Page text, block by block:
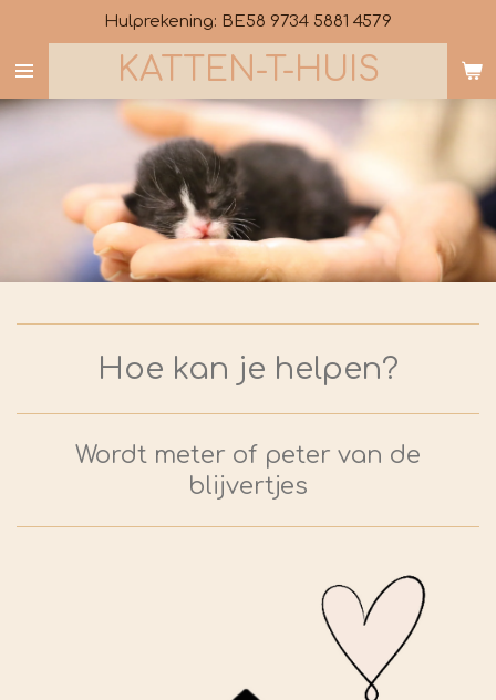
direct
naar
de
KATTEN-T-HUIS
Hulprekening: BE58 9734 5881 4579
Hoe kan je helpen?
Wordt meter of peter van de
blijvertjes